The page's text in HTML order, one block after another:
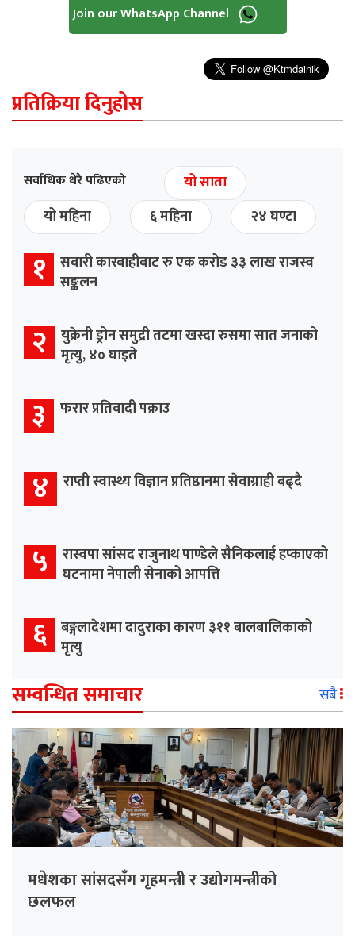
Join our WhatsApp Channel
प्रतिक्रिया दिनुहोस
सर्वाधिक धेरै पढिएको
यो साता
यो महिना
६ महिना २४ घण्टा
१ सवारी कारबाहीबाट रु एक करोड ३३ लाख राजस्व
सङ्कलन
२ युक्रेनी ड्रोन समुद्री तटमा खस्दा रुसमा सात जनाको
मृत्यु, ४० घाइते
३ फरार प्रतिवादी पक्राउ
४ राप्ती स्वास्थ्य विज्ञान प्रतिष्ठानमा सेवाग्राही बढ्दै
५ रास्वपा सांसद राजुनाथ पाण्डेले सैनिकलाई हप्काएको
घटनामा नेपाली सेनाको आपत्ति
६ बङ्गलादेशमा दादुराका कारण ३११ बालबालिकाको
मृत्यु
सम्वन्धित समाचार सबै
मधेशका सांसदसँग गृहमन्त्री र उद्योगमन्त्रीको
छलफल